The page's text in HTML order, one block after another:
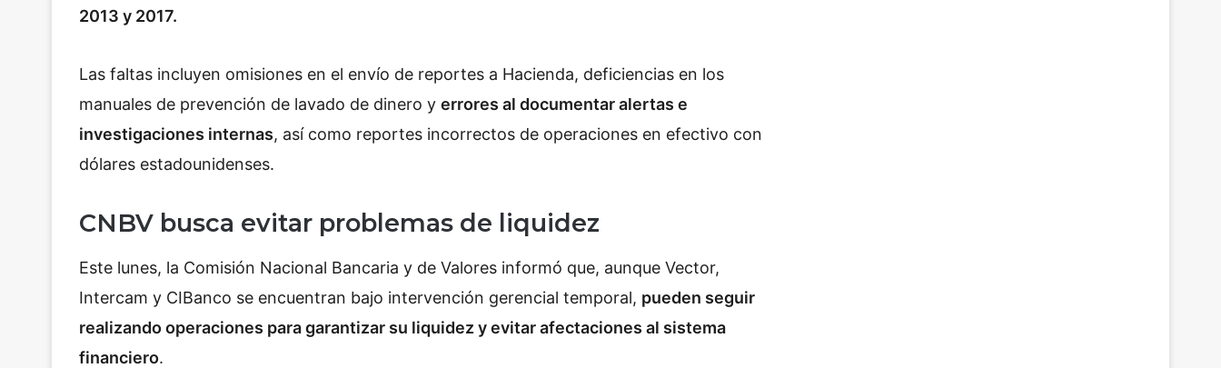
2013 y 2017.
Las faltas incluyen omisiones en el envío de reportes a Hacienda, deficiencias en los
manuales de prevención de lavado de dinero y errores al documentar alertas e
investigaciones internas, así como reportes incorrectos de operaciones en efectivo con
dólares estadounidenses.
CNBV busca evitar problemas de liquidez
Este lunes, la Comisión Nacional Bancaria y de Valores informó que, aunque Vector,
Intercam y CIBanco se encuentran bajo intervención gerencial temporal, pueden seguir
realizando operaciones para garantizar su liquidez y evitar afectaciones al sistema
financiero.